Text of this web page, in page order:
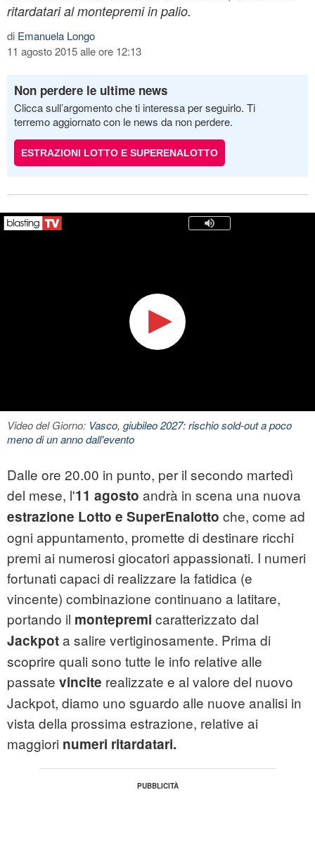
ritardatari al montepremi in palio.
di Emanuela Longo
11 agosto 2015 alle ore 12:13
Non perdere le ultime news
Clicca sull’argomento che ti interessa per seguirlo. Ti
terremo aggiornato con le news da non perdere.
ESTRAZIONI LOTTO E SUPERENALOTTO
Video del Giorno: Vasco, giubileo 2027: rischio sold-out a poco
meno di un anno dall'evento
Dalle ore 20.00 in punto, per il secondo martedì
del mese, l'11 agosto andrà in scena una nuova
estrazione Lotto e SuperEnalotto che, come ad
ogni appuntamento, promette di destinare ricchi
premi ai numerosi giocatori appassionati. I numeri
fortunati capaci di realizzare la fatidica (e
vincente) combinazione continuano a latitare,
portando il montepremi caratterizzato dal
Jackpota salire vertiginosamente. Prima di
scoprire quali sono tutte le info relative alle
passate vincite realizzate e al valore del nuovo
Jackpot, diamo uno sguardo alle nuove analisi in
vista della prossima estrazione, relative ai
maggiori numeri ritardatari.